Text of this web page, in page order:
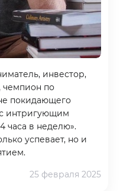
инвестор,
чемпион по
покидающего
интригующим
часа в неделю».
успевает, но и
25 февраля 2025